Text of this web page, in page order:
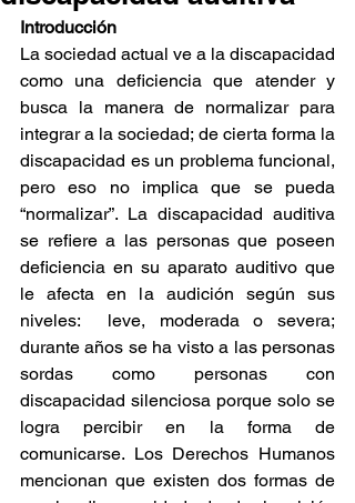
Introducción
La sociedad actual ve a la discapacidad
como una deficiencia que atender y
busca la manera de normalizar para
integrar a la sociedad; de cierta forma la
discapacidad es un problema funcional,
pero eso no implica que se pueda
“normalizar”. La discapacidad auditiva
se refiere a las personas que poseen
deficiencia en su aparato auditivo que
le afecta en la audición según sus
niveles:  leve, moderada o severa;
durante años se ha visto a las personas
sordas como personas con
discapacidad silenciosa porque solo se
logra percibir en la forma de
comunicarse. Los Derechos Humanos
mencionan que existen dos formas de